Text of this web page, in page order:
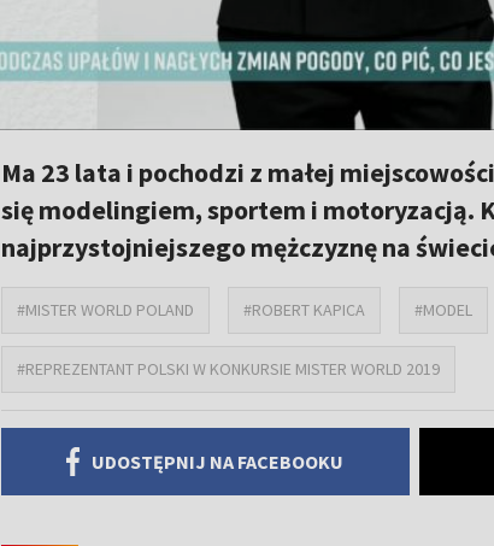
Ma 23 lata i pochodzi z małej
się modelingiem, sportem i motoryzacją.
najprzystojniejszego mężczyznę na
#MISTER WORLD POLAND #ROBERT KAPICA #MODEL
#REPREZENTANT POLSKI W KONKURSIE MISTER WORLD 2019
UDOSTĘPNIJ NA FACEBOOKU